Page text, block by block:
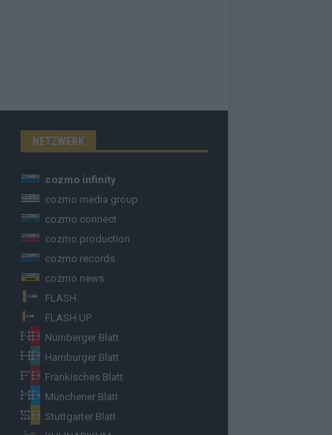
NETZWERK
cozmo infinity
cozmo media group
cozmo connect
cozmo production
cozmo records
cozmo news
FLASH
FLASH UP
Nürnberger Blatt
Hamburger Blatt
Fränkisches Blatt
Münchener Blatt
Stuttgarter Blatt